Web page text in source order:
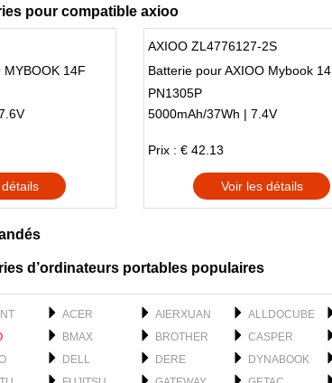
pour compatible axioo
MYBOOK 14F
AXIOO ZL4776127-2S
Batterie pour AXIOO Mybook 14
PN1305P
5000mAh/37Wh | 7.4V
Prix : € 42.13
Voir les détails
d’ordinateurs portables populaires
ACER AIERXUAN ALLDOCUBE
BMAX BROTHER CASPER
DELL DERE DYNABOOK